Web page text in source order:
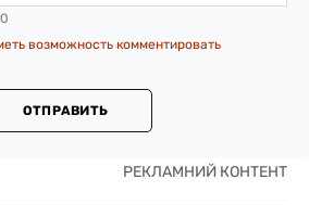
возможность комментировать
ОТПРАВИТЬ